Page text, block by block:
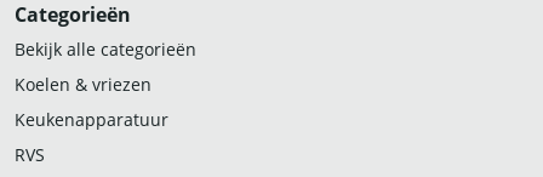
Categorieën
Bekijk alle categorieën
Koelen & vriezen
Keukenapparatuur
RVS